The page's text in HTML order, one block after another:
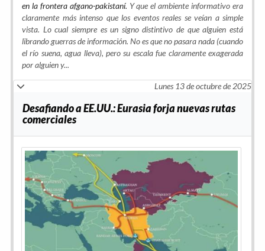
en la frontera afgano-pakistaní. Y que el ambiente informativo era
claramente más intenso que los eventos reales se veían a simple
vista. Lo cual siempre es un signo distintivo de que alguien está
librando guerras de información. No es que no pasara nada (cuando
el río suena, agua lleva), pero su escala fue claramente exagerada
por alguien y...
Lunes 13 de octubre de 2025
Desafiando a EE.UU.: Eurasia forja nuevas rutas
comerciales